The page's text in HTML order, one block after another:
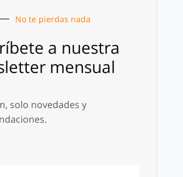
No te pierdas nada
a nuestra
mensual
solo novedades y